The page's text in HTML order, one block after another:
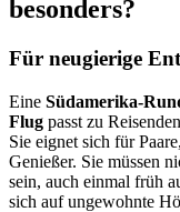
besonders?
Für neugierige
Eine Südamerika-
Flug passt zu
Sie eignet sich für
Genießer. Sie müssen
sein, auch einmal früh
sich auf ungewohnte